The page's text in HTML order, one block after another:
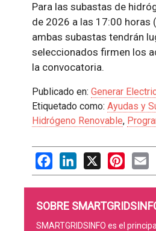
Para las subastas de
de 2026 a las 17:00 horas
ambas subastas tendrán
seleccionados firmen los
la convocatoria.
Publicado en: Generar
Etiquetado como: Ayudas y
Hidrógeno Renovable,
FacebookLinkedIn
X
SOBRE
SMARTGRIDSINFO es el